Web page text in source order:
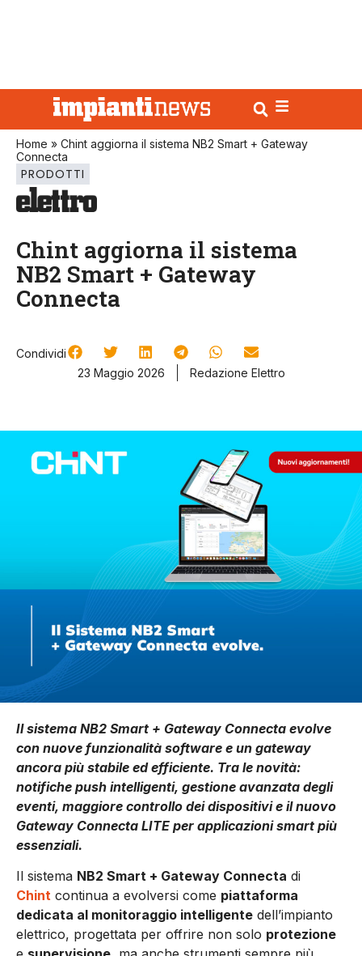
Home » Chint aggiorna il sistema NB2 Smart + Gateway
Connecta
PRODOTTI
Chint aggiorna il sistema
NB2 Smart + Gateway
Connecta
Condividi
23 Maggio 2026
Redazione Elettro
Il sistema NB2 Smart + Gateway Connecta evolve
con nuove funzionalità software e un gateway
ancora più stabile ed efficiente. Tra le novità:
notifiche push intelligenti, gestione avanzata degli
eventi, maggiore controllo dei dispositivi e il nuovo
Gateway Connecta LITE per applicazioni smart più
essenziali.
Il sistema NB2 Smart + Gateway Connecta di
Chint continua a evolversi come piattaforma
dedicata al monitoraggio intelligente dell’impianto
elettrico, progettata per offrire non solo protezione